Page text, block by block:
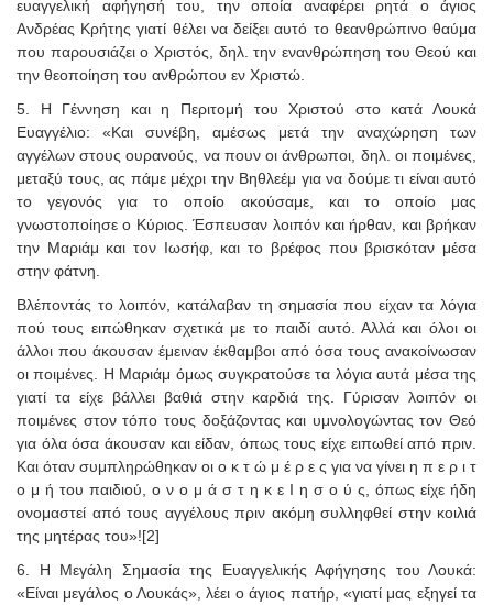
ευαγγελική αφήγησή του, την οποία αναφέρει ρητά ο άγιος
Ανδρέας Κρήτης γιατί θέλει να δείξει αυτό το θεανθρώπινο θαύμα
που παρουσιάζει ο Χριστός, δηλ. την ενανθρώπηση του Θεού και
την θεοποίηση του ανθρώπου εν Χριστώ.
5. Η Γέννηση και η Περιτομή του Χριστού στο κατά Λουκά
Ευαγγέλιο: «Και συνέβη, αμέσως μετά την αναχώρηση των
αγγέλων στους ουρανούς, να πουν οι άνθρωποι, δηλ. οι ποιμένες,
μεταξύ τους, ας πάμε μέχρι την Βηθλεέμ για να δούμε τι είναι αυτό
το γεγονός για το οποίο ακούσαμε, και το οποίο μας
γνωστοποίησε ο Κύριος. Έσπευσαν λοιπόν και ήρθαν, και βρήκαν
την Μαριάμ και τον Ιωσήφ, και το βρέφος που βρισκόταν μέσα
στην φάτνη.
Βλέποντάς το λοιπόν, κατάλαβαν τη σημασία που είχαν τα λόγια
πού τους ειπώθηκαν σχετικά με το παιδί αυτό. Αλλά και όλοι οι
άλλοι που άκουσαν έμειναν έκθαμβοι από όσα τους ανακοίνωσαν
οι ποιμένες. Η Μαριάμ όμως συγκρατούσε τα λόγια αυτά μέσα της
γιατί τα είχε βάλλει βαθιά στην καρδιά της. Γύρισαν λοιπόν οι
ποιμένες στον τόπο τους δοξάζοντας και υμνολογώντας τον Θεό
για όλα όσα άκουσαν και είδαν, όπως τους είχε ειπωθεί από πριν.
Και όταν συμπληρώθηκαν οι ο κ τ ώ μ έ ρ ε ς για να γίνει η π ε ρ ι τ
ο μ ή του παιδιού, ο ν ο μ ά σ τ η κ ε Ι η σ ο ύ ς, όπως είχε ήδη
ονομαστεί από τους αγγέλους πριν ακόμη συλληφθεί στην κοιλιά
της μητέρας του»![2]
6. Η Μεγάλη Σημασία της Ευαγγελικής Αφήγησης του Λουκά:
«Είναι μεγάλος ο Λουκάς», λέει ο άγιος πατήρ, «γιατί μας εξηγεί τα